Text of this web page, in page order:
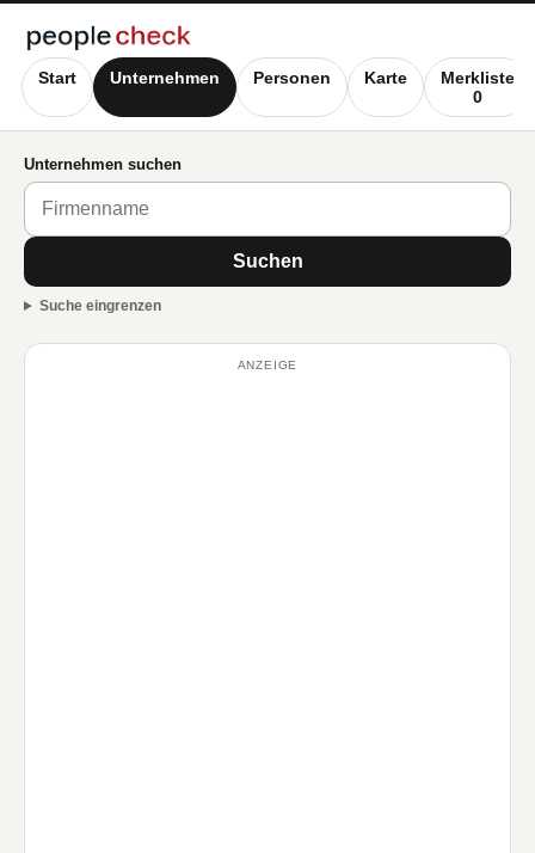
Start Unternehmen Personen Karte
Merkliste
0
Unternehmen suchen
Suchen
Suche eingrenzen
ANZEIGE